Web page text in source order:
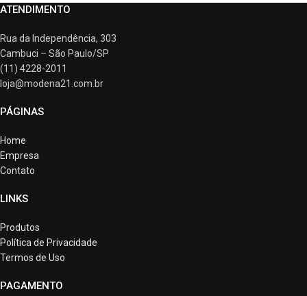
ATENDIMENTO
Rua da Independência, 303
Cambuci – São Paulo/SP
(11) 4228-2011
loja@modena21.com.br
PÁGINAS
Home
Empresa
Contato
LINKS
Produtos
Política de Privacidade
Termos de Uso
PAGAMENTO